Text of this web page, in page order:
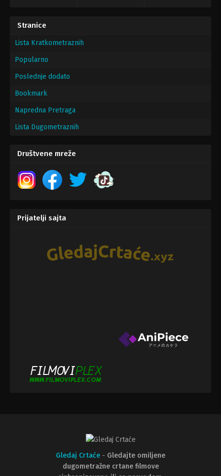
Stranice
Lista Kratkometraznih
Popularno
Poslednje dodato
Bookmark
Napredna Pretraga
Lista Dugometraznih
Društvene mreže
Prijatelji sajta
Gledaj Crtaće - Gledajte omiljene
dugometražne crtane filmove